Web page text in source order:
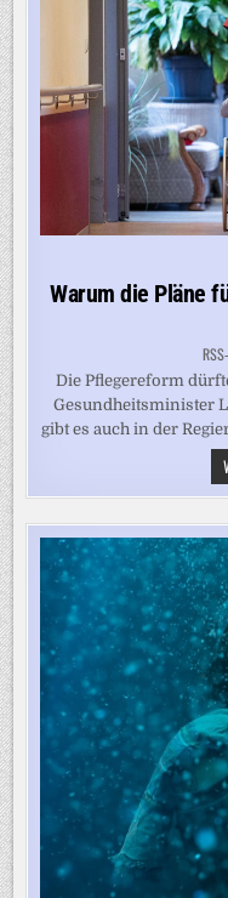
Warum die Pläne
Die Pflegereform
Gesundheitsminister
gibt es auch in der